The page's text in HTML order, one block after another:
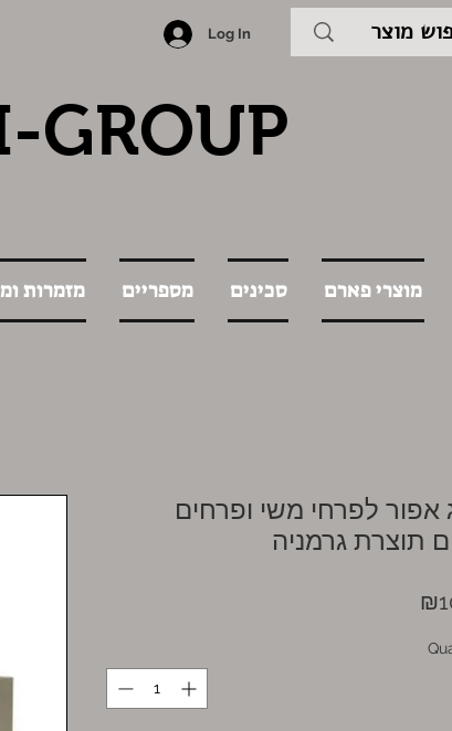
Log In
GROUP
מוצרי פארם סכינים מספריים מזמרות
אפור לפרחי משי ופרחים
תוצרת גרמניה